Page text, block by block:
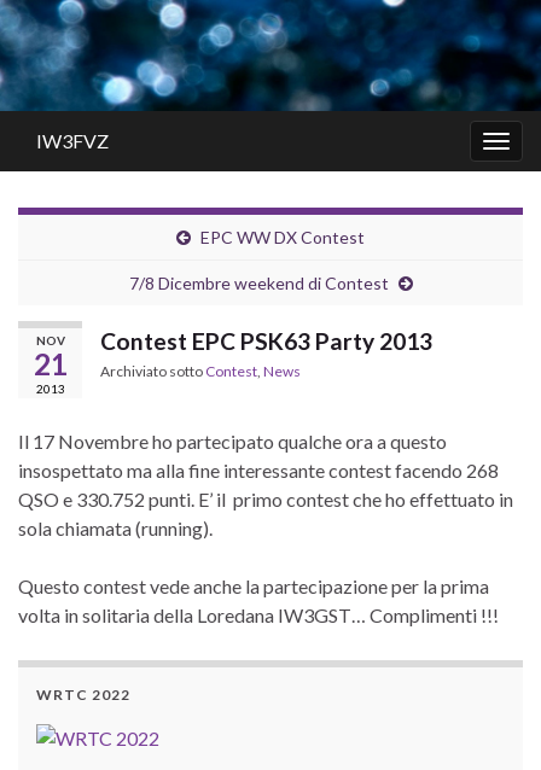
la
IW3FVZ
EPC WW DX Contest
7/8 Dicembre weekend di Contest
NOV
21
2013
Contest EPC PSK63 Party 2013
Archiviato sotto Contest, News
Il 17 Novembre ho partecipato qualche ora a questo
insospettato ma alla fine interessante contest facendo 268
QSO e 330.752 punti. E’ il primo contest che ho effettuato in
sola chiamata (running).
Questo contest vede anche la partecipazione per la prima
volta in solitaria della Loredana IW3GST… Complimenti !!!
WRTC 2022